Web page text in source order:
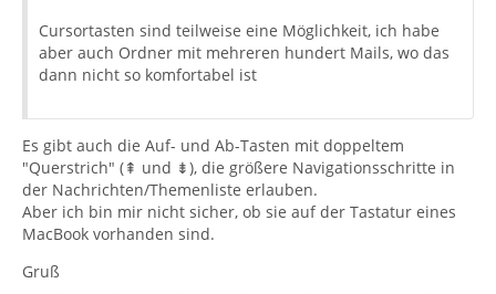
Cursortasten sind teilweise eine Möglichkeit, ich habe
aber auch Ordner mit mehreren hundert Mails, wo das
dann nicht so komfortabel ist
Es gibt auch die Auf- und Ab-Tasten mit doppeltem
"Querstrich" (⇞ und ⇟), die größere Navigationsschritte in
der Nachrichten/Themenliste erlauben.
Aber ich bin mir nicht sicher, ob sie auf der Tastatur eines
MacBook vorhanden sind.
Gruß